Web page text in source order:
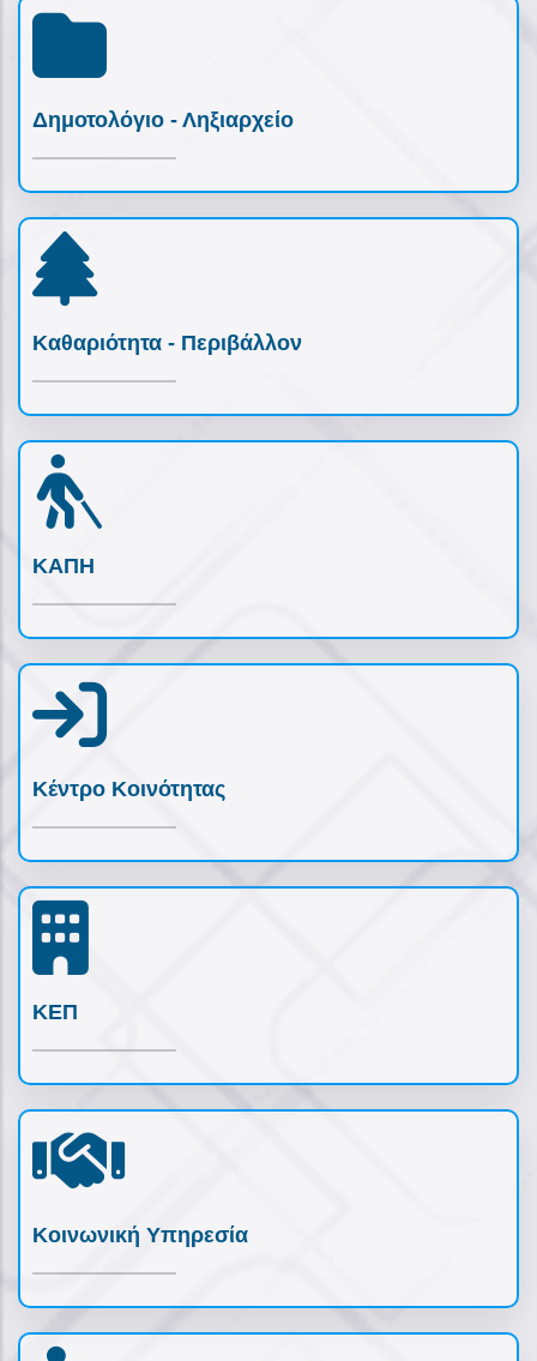
Δημοτολόγιο - Ληξιαρχείο
Καθαριότητα - Περιβάλλον
ΚΑΠΗ
Κέντρο Κοινότητας
ΚΕΠ
Κοινωνική Υπηρεσία